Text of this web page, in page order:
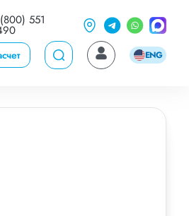
551
ENG